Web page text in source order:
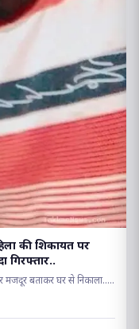
की शिकायत पर
गिरफ्तार..
मजदूर बताकर घर से निकाला.....